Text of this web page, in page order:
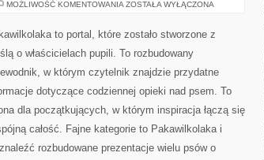
MOŻLIWOŚĆ KOMENTOWANIA ADOPCJA
ZOSTAŁA WYŁĄCZONA
to portal, które zostało stworzone z
o właścicielach pupili. To rozbudowany
w którym czytelnik znajdzie przydatne
dotyczące codziennej opieki nad psem. To
dla początkujących, w którym inspiracja łączą się
całość. Fajne kategorie to Pakawilkolaka i
rozbudowane prezentacje wielu psów o